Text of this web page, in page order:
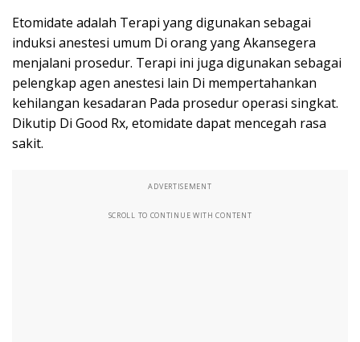
Etomidate adalah Terapi yang digunakan sebagai
induksi anestesi umum Di orang yang Akansegera
menjalani prosedur. Terapi ini juga digunakan sebagai
pelengkap agen anestesi lain Di mempertahankan
kehilangan kesadaran Pada prosedur operasi singkat.
Dikutip Di Good Rx, etomidate dapat mencegah rasa
sakit.
ADVERTISEMENT
SCROLL TO CONTINUE WITH CONTENT